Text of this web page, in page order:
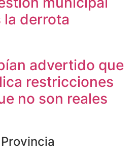
derrota
advertido que
restricciones
no son reales